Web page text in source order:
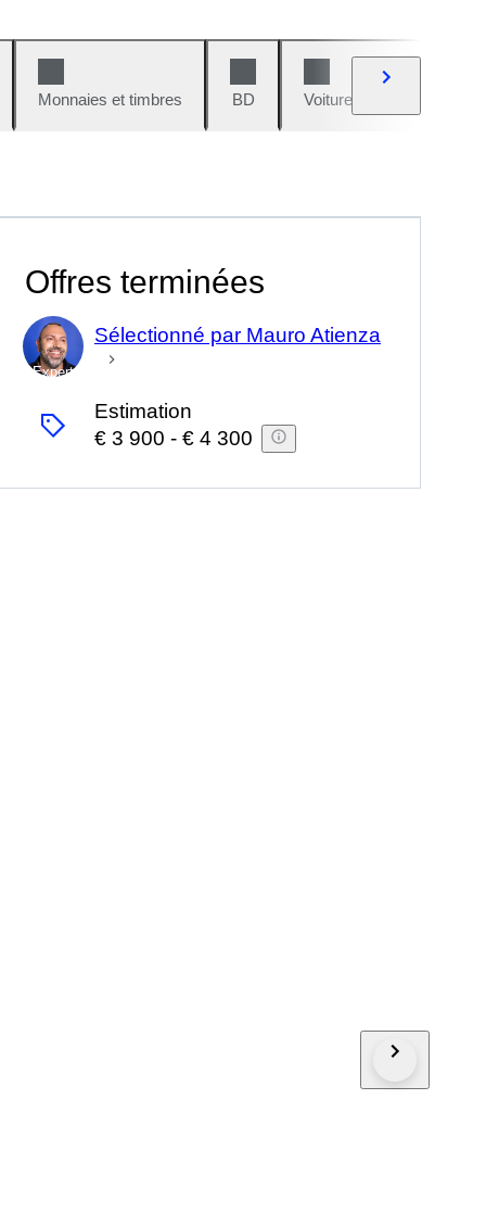
Monnaies et timbres BD Voitures et motos
Offres terminées
Expert
Sélectionné par Mauro Atienza
Estimation
€ 3 900 - € 4 300